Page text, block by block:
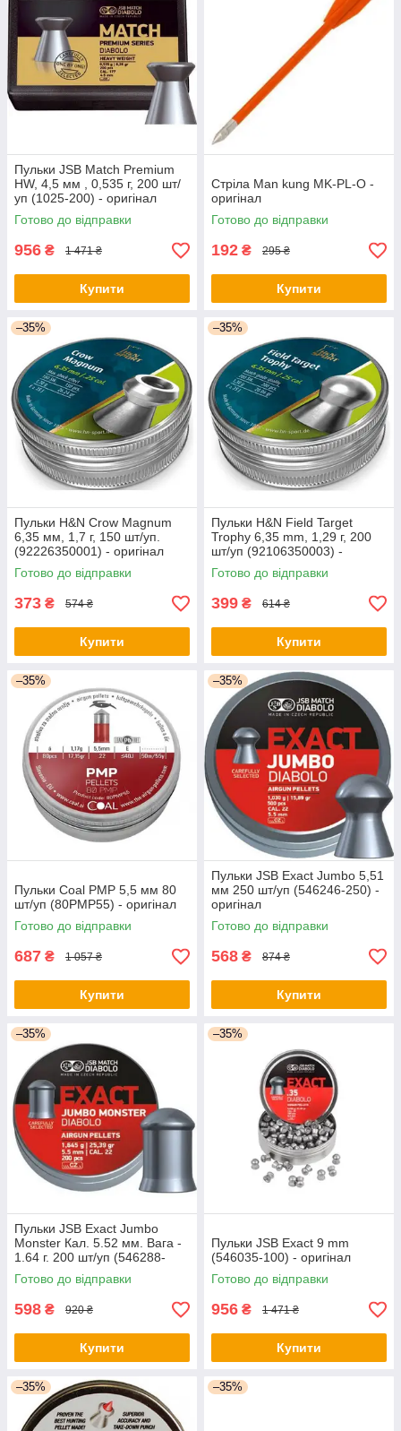
Пульки JSB Match Premium
HW, 4,5 мм , 0,535 г, 200 шт/
уп (1025-200) - оригінал
Готово до відправки
956 ₴ 1 471 ₴
Купити
Стріла Man kung MK-PL-O -
оригінал
Готово до відправки
192 ₴ 295 ₴
Купити
–35%
Пульки H&N Crow Magnum
6,35 мм, 1,7 г, 150 шт/уп.
(92226350001) - оригінал
Готово до відправки
373 ₴ 574 ₴
Купити
–35%
Пульки H&N Field Target
Trophy 6,35 mm, 1,29 г, 200
шт/уп (92106350003) -
оригінал
Готово до відправки
399 ₴ 614 ₴
Купити
–35%
Пульки Coal PMP 5,5 мм 80
шт/уп (80PMP55) - оригінал
Готово до відправки
687 ₴ 1 057 ₴
Купити
–35%
Пульки JSB Exact Jumbo 5,51
мм 250 шт/уп (546246-250) -
оригінал
Готово до відправки
568 ₴ 874 ₴
Купити
–35%
Пульки JSB Exact Jumbo
Monster Кал. 5.52 мм. Вага -
1.64 г. 200 шт/уп (546288-
200) - оригінал
Готово до відправки
598 ₴ 920 ₴
Купити
–35%
Пульки JSB Exact 9 mm
(546035-100) - оригінал
Готово до відправки
956 ₴ 1 471 ₴
Купити
–35% –35%